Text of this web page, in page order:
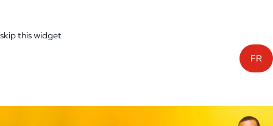
skip this widget
FR